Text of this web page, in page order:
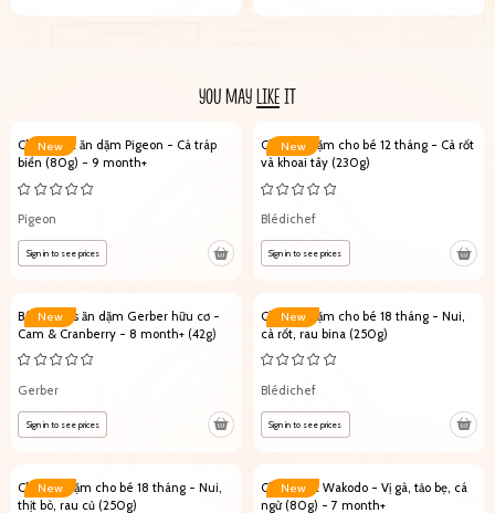
YOU MAYLIKEIT
New
Cháo Nhật ăn dặm Pigeon - Cá tráp
biển (80g) - 9 month+
Pigeon
Sign in to see prices
New
Cháo ăn dặm cho bé 12 tháng - Cà rốt
và khoai tây (230g)
Blédichef
Sign in to see prices
New
Bánh Puffs ăn dặm Gerber hữu cơ -
Cam & Cranberry - 8 month+ (42g)
Gerber
Sign in to see prices
New
Cháo ăn dặm cho bé 18 tháng - Nui,
cà rốt, rau bina (250g)
Blédichef
Sign in to see prices
New
Cháo ăn dặm cho bé 18 tháng - Nui,
thịt bò, rau củ (250g)
New
Cháo Nhật Wakodo - Vị gà, tảo bẹ, cá
ngừ (80g) - 7 month+